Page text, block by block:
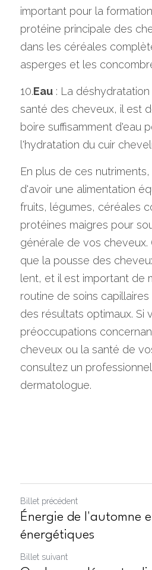
important pour la
protéine principale des
dans les céréales
asperges et les
10.Eau : La
santé des cheveux, il est
boire suffisamment d'eau
l'hydratation du cuir
En plus de ces
d'avoir une alimentation
fruits, légumes, céréales
protéines maigres pour
générale de vos cheveux.
que la pousse des
lent, et il est important de
routine de soins
des résultats optimaux. Si
préoccupations
cheveux ou la santé de
consultez un
dermatologue.
Billet précédent
Énergie de l'automne
énergétiques
Billet suivant